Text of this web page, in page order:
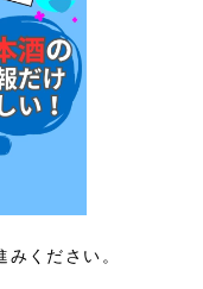
ください。